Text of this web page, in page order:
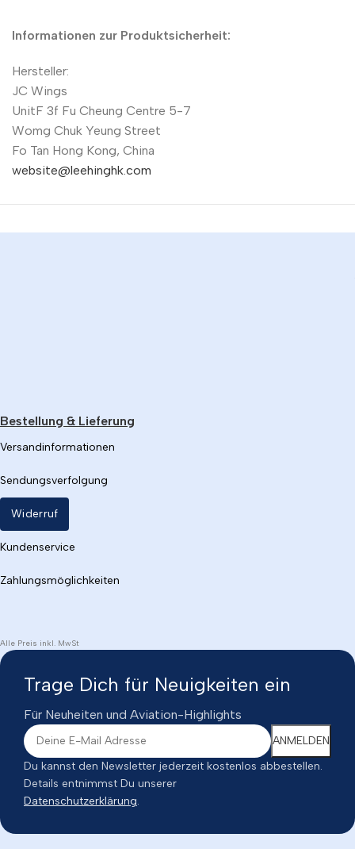
Informationen zur Produktsicherheit:
Hersteller:
JC Wings
UnitF 3f Fu Cheung Centre 5-7
Womg Chuk Yeung Street
Fo Tan Hong Kong, China
website@leehinghk.com
Bestellung & Lieferung
Versandinformationen
Sendungsverfolgung
Widerruf
Kundenservice
Zahlungsmöglichkeiten
Alle Preis inkl. MwSt
Trage Dich für Neuigkeiten ein
Für Neuheiten und Aviation-Highlights
Du kannst den Newsletter jederzeit kostenlos abbestellen.
Details entnimmst Du unserer
Datenschutzerklärung.